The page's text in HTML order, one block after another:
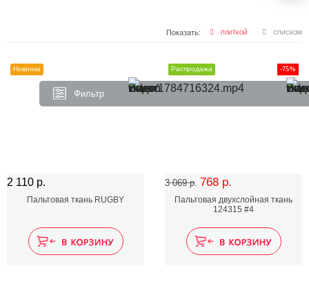
Фильтр
Показать: ПЛИТКОЙ СПИСКОМ
2 110 р.
Новинка
Пальтовая ткань RUGBY
3 069 р. 768 р.
-75%
Распродажа
Пальтовая двухслойная ткань
124315 #4